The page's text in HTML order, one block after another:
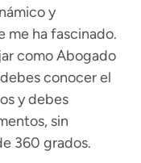
y
me ha fascinado.
como Abogado
conocer el
y debes
sin
360 grados.